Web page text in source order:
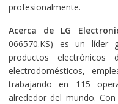
profesionalmente.
Acerca de LG
066570.KS) es un líder
productos
electrodomésticos,
trabajando en 115
alrededor del mundo.